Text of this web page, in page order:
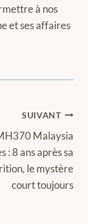
à nos
et ses affaires
SUIVANT
Malaysia
: 8 ans après sa
le mystère
court toujours